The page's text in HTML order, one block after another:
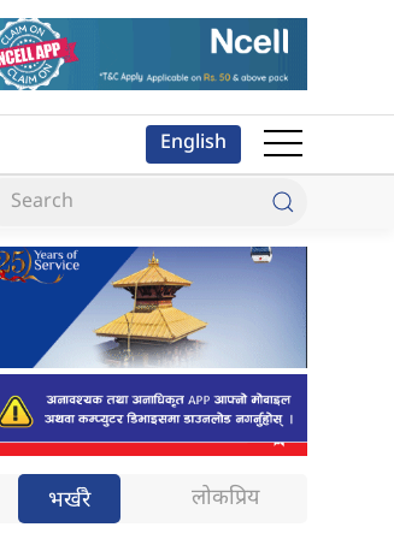
English
भर्खरै लोकप्रिय